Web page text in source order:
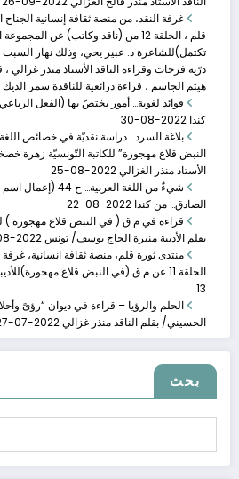
أبريل 9, 2023
الثوابت الوطنية والدينية في نصوص
بومدين الجلالي
الحلقة الرابعة عشرة من ناقد وكاتب
غرفة النقد، من منصة ثقافة إنسانية
قلم ، الحلقة 12 من (ناقد وكاتب) عن
درّية فرحات وقراءة الناقد الأستاذ منذر غزالي ،
هيثم الجاسم ، قراءة ذرائعية للناقدة سمر الذيك
فوائد لغوية… أمور يختصّ بها (الفعل
كندا 2022-08-30
بلاغة السرد… دراسة نقديّة في خصائص
النبض قلاع مهجورة” للكاتبة التّونسيّة زهرة
الأستاذ منذر الغزالي2022-08-25
شيءٌ من اللغة
الصادق… من كندا 2022-08-22
قراءة في م ق ( في النبض قلاع مهجورة
بقلم الأديبة منيرة الحاج يوسف/ تونس2022-08-16
منتدى ثورة قلم، منصة ثقافة انسانية،
الحلقة 11 عن م ق (في النبض قلاع مهجورة)للأديبة زهرة خصخوصي
13
الحلم والرؤيا – قراءة في ديوان “رؤىً
الحسيني/ بقلم الناقد منذر غزالي2022-07-27
بحث